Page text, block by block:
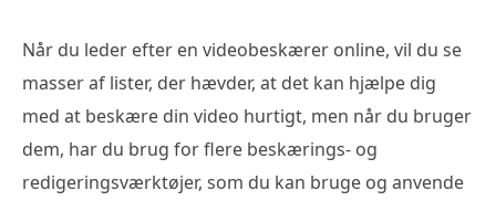
Når du leder efter en videobeskærer online, vil du se
masser af lister, der hævder, at det kan hjælpe dig
med at beskære din video hurtigt, men når du bruger
dem, har du brug for flere beskærings- og
redigeringsværktøjer, som du kan bruge og anvende